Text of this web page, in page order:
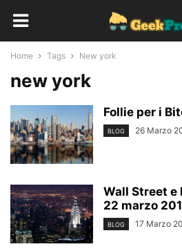
Home Tags New york
new york
Follie per i
BLOG 26 Marzo
Wall Street e
22 marzo
BLOG 17 Marzo